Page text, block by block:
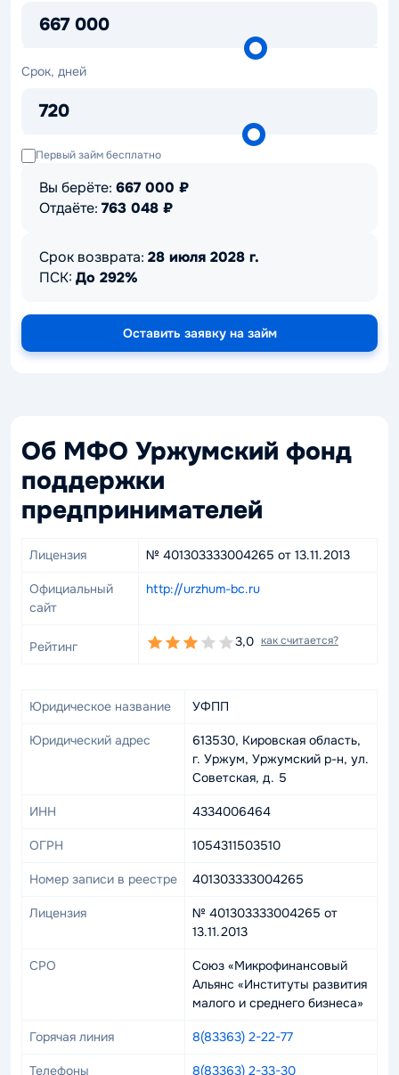
667 000
Срок, дней
720
Срок,
Первый займ бесплатно
Вы берёте: 667 000 ₽
Отдаёте: 763 048 ₽
Срок возврата: 28 июля 2028 г.
ПСК: До 292%
Оставить заявку на займ
Об МФО Уржумский фонд
поддержки
предпринимателей
Лицензия № 401303333004265 от 13.11.2013
Официальный
сайт
http://urzhum-bc.ru
Рейтинг 3,0 как считается?
Юридическое название УФПП
Юридический адрес
613530, Кировская область,
г. Уржум, Уржумский р-н, ул.
Советская, д. 5
ИНН 4334006464
ОГРН 1054311503510
Номер записи в реестре 401303333004265
Лицензия
№ 401303333004265 от
13.11.2013
СРО
Союз «Микрофинансовый
Альянс «Институты развития
малого и среднего бизнеса»
Горячая линия 8(83363) 2-22-77
Телефоны 8(83363) 2-33-30